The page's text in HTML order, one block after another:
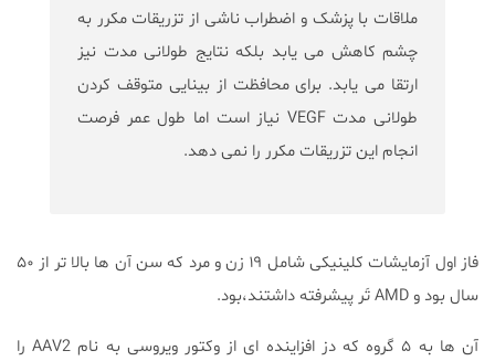
ملاقات با پزشک و اضطراب ناشی از تزریقات مکرر به
چشم کاهش می یابد بلکه نتایج طولانی مدت نیز
ارتقا می یابد. برای محافظت از بینایی متوقف کردن
طولانی مدت VEGF نیاز است اما طول عمر فرصت
انجام این تزریقات مکرر را نمی دهد.
فاز اول آزمایشات کلینیکی شامل ۱۹ زن و مرد که سن آن ها بالا تر از ۵۰
سال بود و AMD تَر پیشرفته داشتند،بود.
آن ها به ۵ گروه که دز افزاینده ای از وکتور ویروسی به نام AAV2 را